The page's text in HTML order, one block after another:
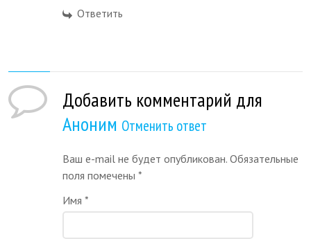
Ответить
Добавить комментарий для
Аноним Отменить ответ
Ваш e-mail не будет опубликован. Обязательные
поля помечены*
Имя*